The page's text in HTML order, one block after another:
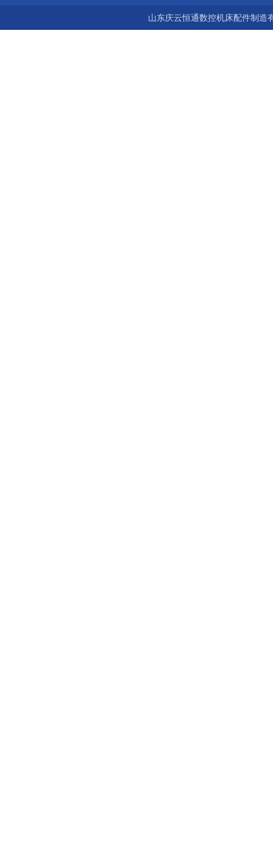
山东庆云恒通数控机床配件制